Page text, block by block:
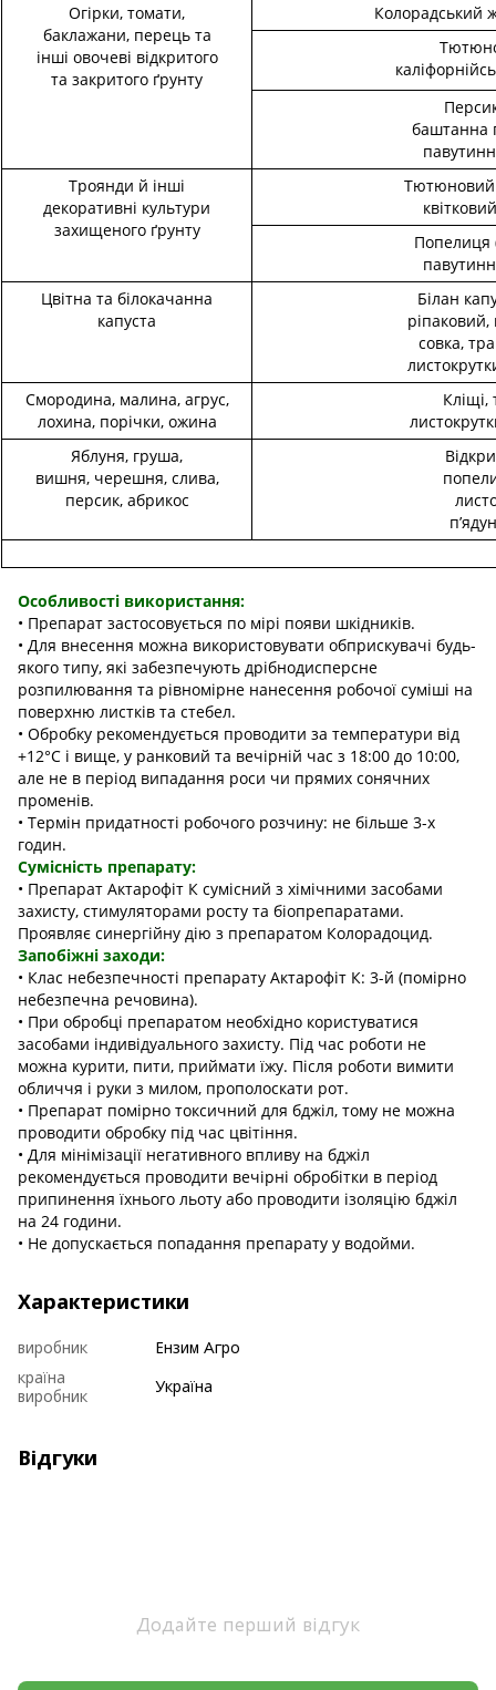
Огірки, томати,
баклажани, перець та
інші овочеві відкритого
та закритого ґрунту
Колорадський
баштанна
Троянди й інші
декоративні культури
захищеного ґрунту
Тютюновий
Попелиця
Цвітна та білокачанна
капуста
Білан
ріпаковий,
совка,
Смородина, малина, агрус,
лохина, порічки, ожина
Кліщі,
Яблуня, груша,
вишня, черешня, слива,
персик, абрикос
Особливості використання:
• Препарат застосовується по мірі появи шкідників.
• Для внесення можна використовувати обприскувачі будь-
якого типу, які забезпечують дрібнодисперсне
розпилювання та рівномірне нанесення робочої суміші на
поверхню листків та стебел.
• Обробку рекомендується проводити за температури від
+12°С і вище, у ранковий та вечірній час з 18:00 до 10:00,
але не в період випадання роси чи прямих сонячних
променів.
• Термін придатності робочого розчину: не більше 3-х
годин.
Сумісність препарату:
• Препарат Актарофіт К сумісний з хімічними засобами
захисту, стимуляторами росту та біопрепаратами.
Проявляє синергійну дію з препаратом Колорадоцид.
Запобіжні заходи:
• Клас небезпечності препарату Актарофіт К: 3-й (помірно
небезпечна речовина).
• При обробці препаратом необхідно користуватися
засобами індивідуального захисту. Під час роботи не
можна курити, пити, приймати їжу. Після роботи вимити
обличчя і руки з милом, прополоскати рот.
• Препарат помірно токсичний для бджіл, тому не можна
проводити обробку під час цвітіння.
• Для мінімізації негативного впливу на бджіл
рекомендується проводити вечірні обробітки в період
припинення їхнього льоту або проводити ізоляцію бджіл
на 24 години.
• Не допускається попадання препарату у водойми.
Характеристики
виробник
Ензим Агро
країна
виробник
Україна
Відгуки
Додайте перший відгук